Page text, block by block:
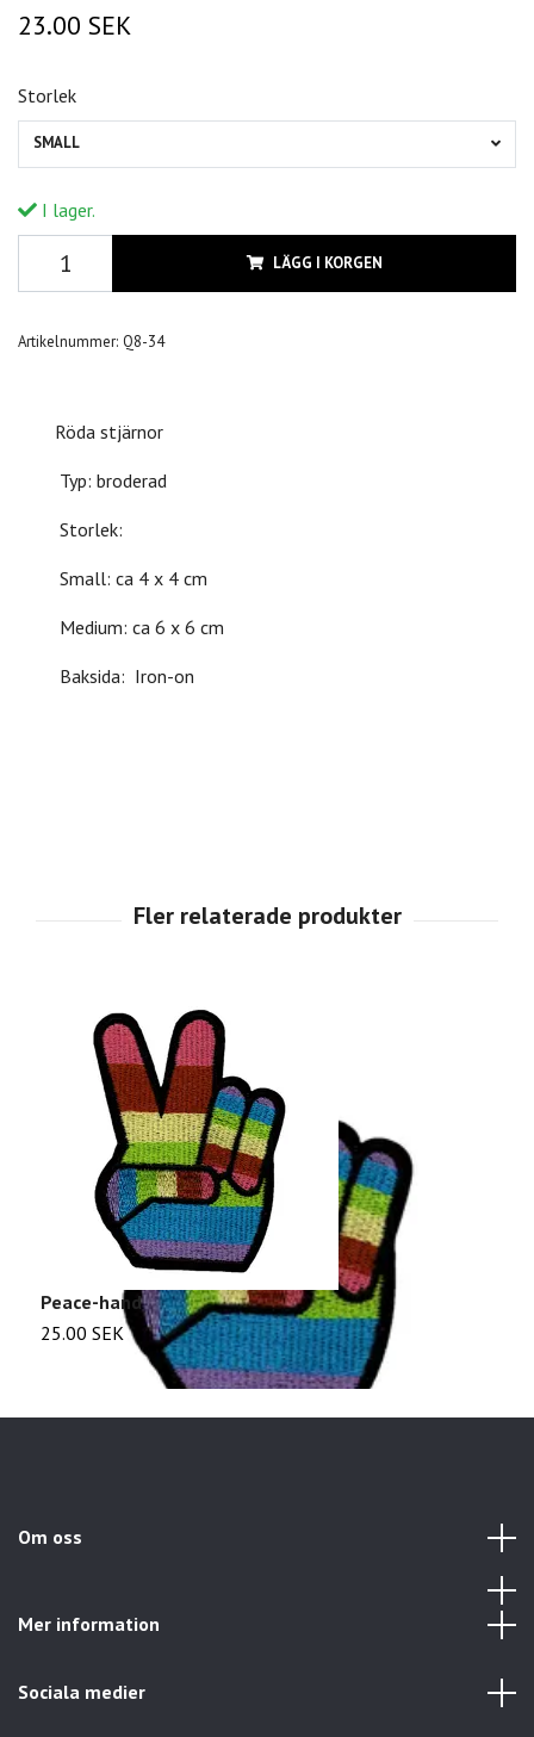
23.00 SEK
Storlek
SMALL
I lager.
LÄGG I KORGEN
Artikelnummer: Q8-34
Röda stjärnor
Typ: broderad
Storlek:
Small: ca 4 x 4 cm
Medium: ca 6 x 6 cm
Baksida: Iron-on
Peace-hand
25.00 SEK
Om oss
Mer information
Sociala medier